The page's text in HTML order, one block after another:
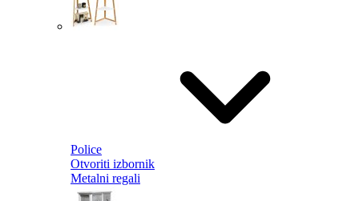
Police
Otvoriti izbornik
Metalni regali